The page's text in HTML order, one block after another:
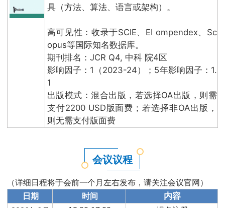
具（方法、算法、语言或架构）。
高可见性：收录于SCIE、EI ompendex、Sc
opus等国际知名数据库。
期刊排名：JCR Q4, 中科 院4区
影响因子：1（2023-24）；5年影响因子：1.
1
出版模式：混合出版，若选择OA出版，则需
支付2200 USD版面费；若选择非OA出版，
则无需支付版面费
会议议程
（详细日程将于会前一个月左右发布，请关注会议官网）
日期 时间 内容